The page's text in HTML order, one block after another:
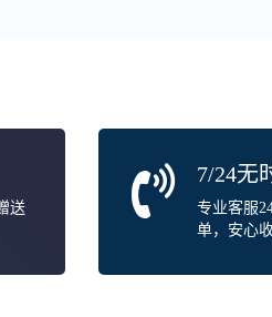
送
7/24无
专业客服
单，安心